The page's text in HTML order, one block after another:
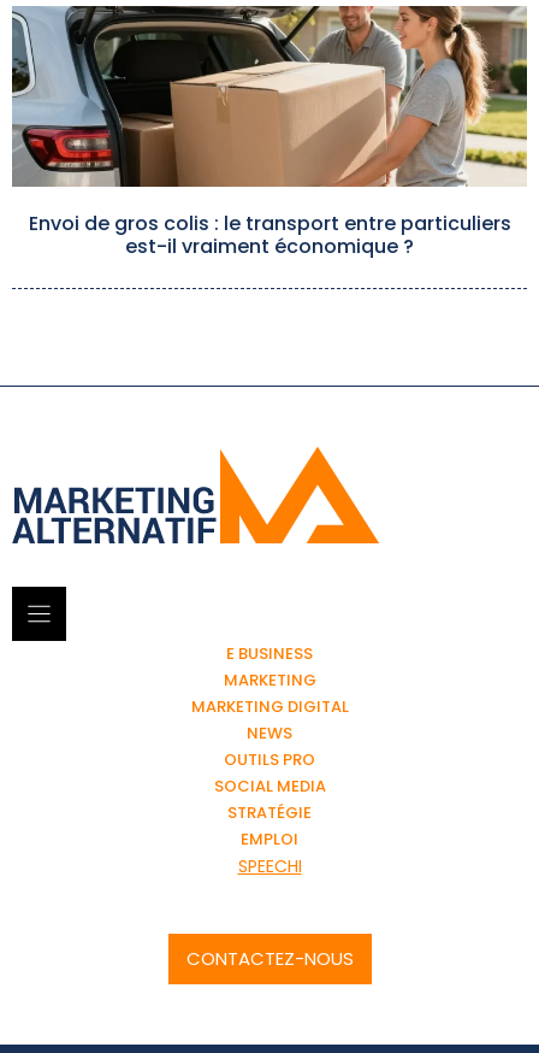
Envoi de gros colis : le transport entre particuliers
est-il vraiment économique ?
E BUSINESS
MARKETING
MARKETING DIGITAL
NEWS
OUTILS PRO
SOCIAL MEDIA
STRATÉGIE
EMPLOI
SPEECHI
CONTACTEZ-NOUS